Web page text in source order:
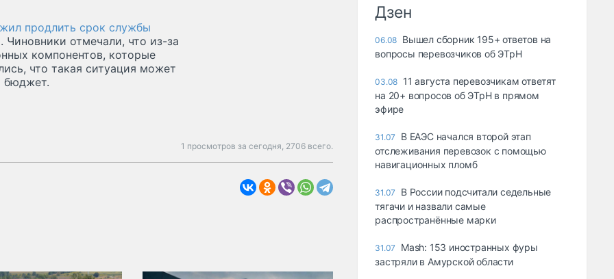
продлить срок службы
отмечали, что из-за
компонентов, которые
что такая ситуация может
бюджет.
1 просмотров за сегодня, 2706 всего.
Дзен
06.08 Вышел сборник 195+ ответов на
вопросы перевозчиков об ЭТрН
03.08 11 августа перевозчикам ответят
на 20+ вопросов об ЭТрН в прямом
эфире
31.07
В ЕАЭС начался второй этап
отслеживания перевозок с помощью
навигационных пломб
31.07
В России подсчитали седельные
тягачи и назвали самые
распространённые марки
31.07
Mash: 153 иностранных фуры
застряли в Амурской области